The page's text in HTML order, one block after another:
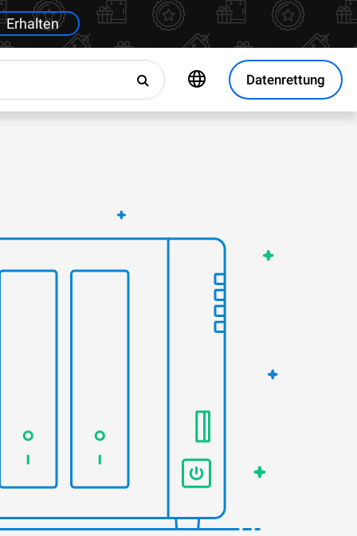
Erhalten
Datenrettung